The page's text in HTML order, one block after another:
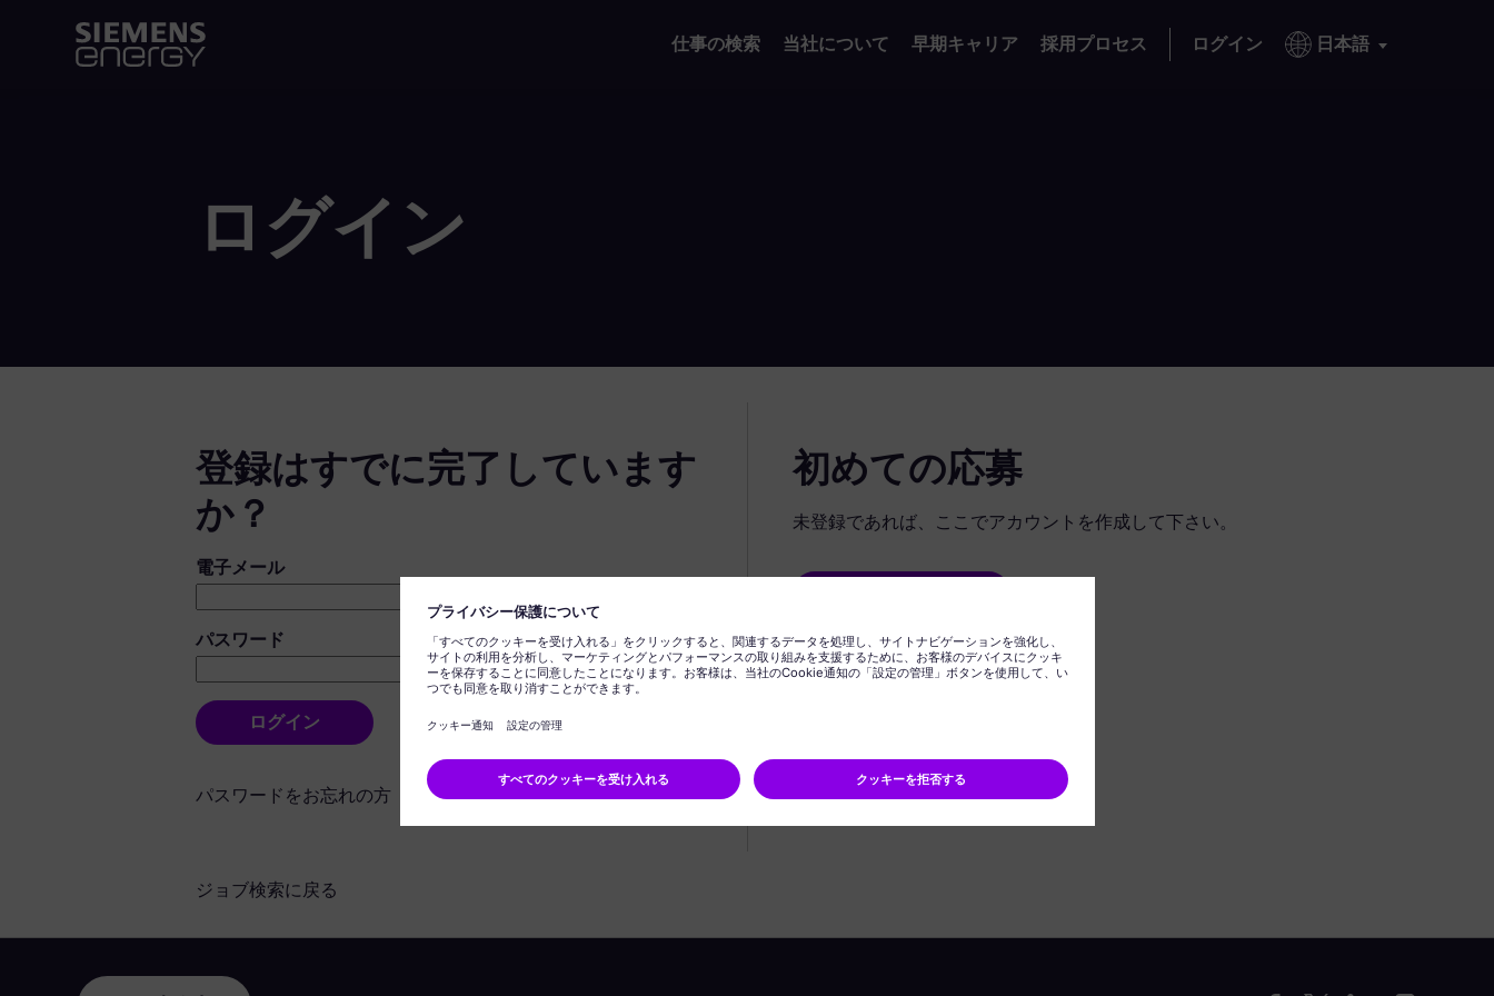
仕事の検索 当社について 早期キャリア 採用プロセス ログイン 日本語
ログイン
登録はすでに完了しています
か？
ログイン：ユーザーとパスワード
電子メール
パスワード
ログイン
パスワードをお忘れの方
初めての応募
未登録であれば、ここでアカウントを作成して下さい。
ジョブ検索に戻る